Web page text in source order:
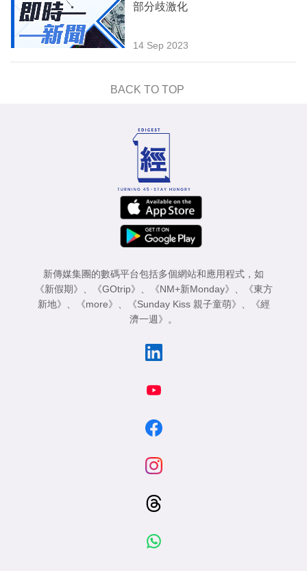
部分歧激化
14 Sep 2023
BACK TO TOP
新傳媒集團的數碼平台包括多個網站和應用程式，如
《新假期》
《GOtrip》 《NM+新Monday》
《東方
新地》
《more》 《Sunday Kiss 親子童萌》
《經
濟一週》
。